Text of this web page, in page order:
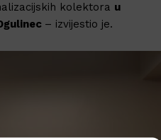
kolektora u
– izvijestio je.